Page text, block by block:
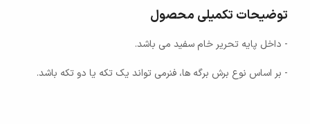
توضیحات تکمیلی محصول
- داخل پایه تحریر خام سفید می باشد.
- بر اساس نوع برش برگه ها، فنرمی تواند یک تکه یا دو تکه باشد.